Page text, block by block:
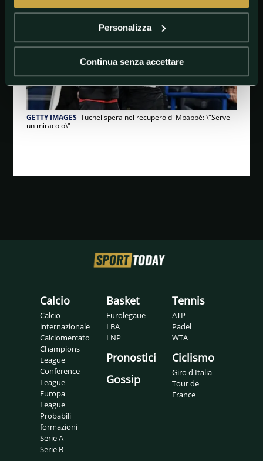
Personalizza
Continua senza accettare
GETTY IMAGES Tuchel spera nel recupero di Mbappé: \"Serve
un miracolo\"
Calcio
Calcio
internazionale
Calciomercato
Champions
League
Conference
League
Europa
League
Probabili
formazioni
Serie A
Serie B
Basket
Eurolegaue
LBA
LNP
Pronostici
Gossip
Tennis
ATP
Padel
WTA
Ciclismo
Giro d'Italia
Tour de
France